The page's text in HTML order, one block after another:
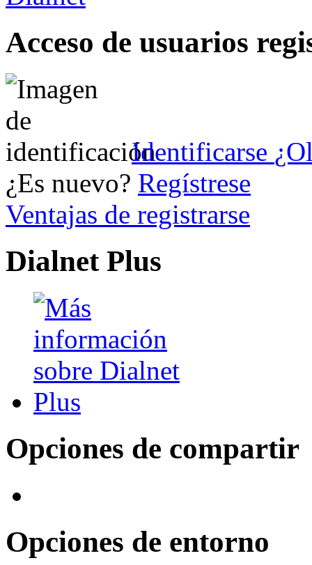
Acceso de usuarios
Identificarse
¿Es nuevo? Regístrese
Ventajas de registrarse
Dialnet Plus
Opciones de compartir
Opciones de entorno